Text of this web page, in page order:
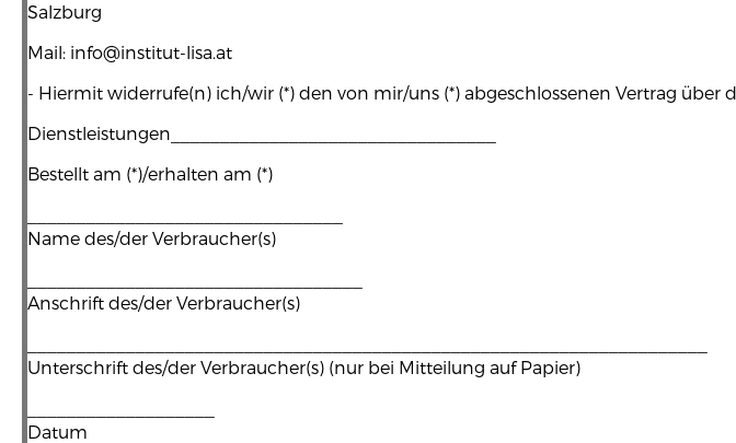
Salzburg
Mail: info@institut-lisa.at
- Hiermit widerrufe(n) ich/wir (*) den von mir/uns (*) abgeschlossenen Vertrag über
Dienstleistungen_________________________________
Bestellt am (*)/erhalten am (*)
Name des/der Verbraucher(s)
Anschrift des/der Verbraucher(s)
Unterschrift des/der Verbraucher(s) (nur bei Mitteilung auf Papier)
Datum